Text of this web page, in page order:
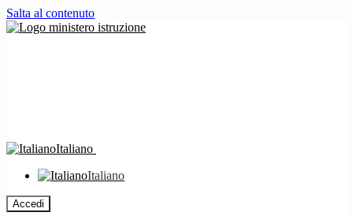
Salta al contenuto
Italiano
Italiano
Accedi